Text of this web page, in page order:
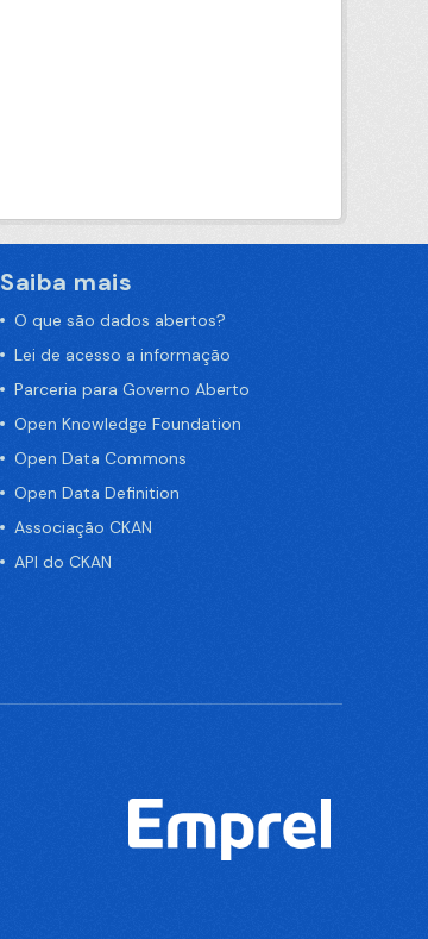
Saiba mais
O que são dados abertos?
Lei de acesso a informação
Parceria para Governo Aberto
Open Knowledge Foundation
Open Data Commons
Open Data Definition
Associação CKAN
API do CKAN